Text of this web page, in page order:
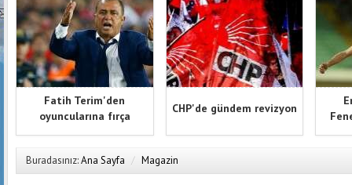
Fatih Terim'den
oyuncularına fırça
CHP'de gündem revizyon
Buradasınız:Ana Sayfa / Magazin